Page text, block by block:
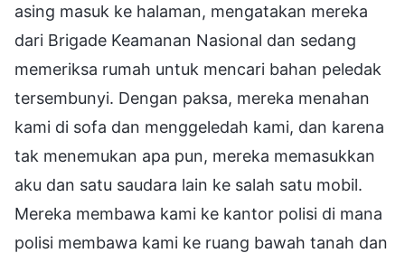
asing masuk ke halaman, mengatakan mereka
dari Brigade Keamanan Nasional dan sedang
memeriksa rumah untuk mencari bahan peledak
tersembunyi. Dengan paksa, mereka menahan
kami di sofa dan menggeledah kami, dan karena
tak menemukan apa pun, mereka memasukkan
aku dan satu saudara lain ke salah satu mobil.
Mereka membawa kami ke kantor polisi di mana
polisi membawa kami ke ruang bawah tanah dan